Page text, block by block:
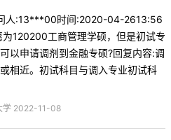
人:13***00时间:2020-04-2613:56
120200工商管理学硕，但是初试专
以申请调剂到金融专硕?回复内容:调
相近。初试科目与调入专业初试科
学 2022-11-08